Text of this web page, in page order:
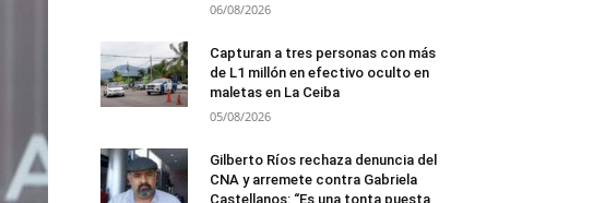
06/08/2026
Capturan a tres personas con más
de L1 millón en efectivo oculto en
maletas en La Ceiba
05/08/2026
Gilberto Ríos rechaza denuncia del
CNA y arremete contra Gabriela
Castellanos: “Es una tonta puesta